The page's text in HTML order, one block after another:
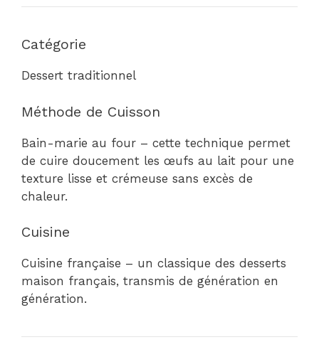
Catégorie
Dessert traditionnel
Méthode de Cuisson
Bain-marie au four – cette technique permet
de cuire doucement les œufs au lait pour une
texture lisse et crémeuse sans excès de
chaleur.
Cuisine
Cuisine française – un classique des desserts
maison français, transmis de génération en
génération.